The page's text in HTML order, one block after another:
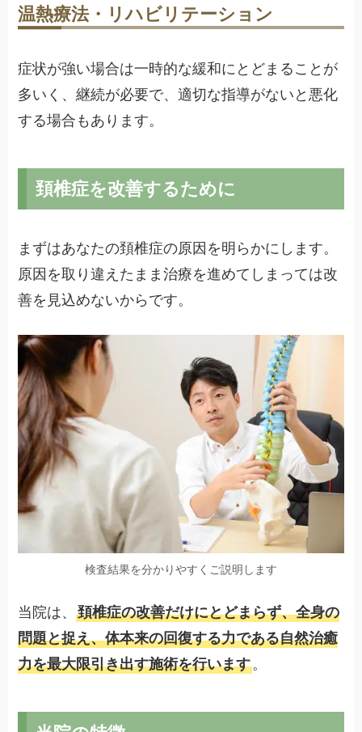
温熱療法・リハビリテーション
症状が強い場合は一時的な緩和にとどまることが
多いく、継続が必要で、適切な指導がないと悪化
する場合もあります。
頚椎症を改善するために
まずはあなたの頚椎症の原因を明らかにします。
原因を取り違えたまま治療を進めてしまっては改
善を見込めないからです。
検査結果を分かりやすくご説明します
当院は、頚椎症の改善だけにとどまらず、全身の
問題と捉え、体本来の回復する力である自然治癒
力を最大限引き出す施術を行います。